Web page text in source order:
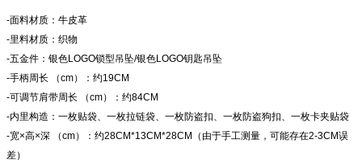
-面料材质：牛皮革
-里料材质：织物
-五金件：银色LOGO锁型吊坠/银色LOGO钥匙吊坠
-手柄周长 （cm）：约19CM
-可调节肩带周长 （cm）：约84CM
-内里构造：一枚贴袋、一枚拉链袋、一枚防盗扣、一枚防盗狗扣、一枚卡夹贴袋
-宽×高×深 （cm）：约28CM*13CM*28CM（由于手工测量，可能存在2-3CM误
差）